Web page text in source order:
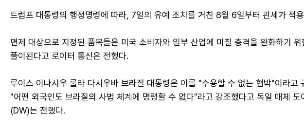
트럼프 대통령의 행정명령에 따라, 7일의 유예 조치를 거친 8월 6일부터 관세가 적
면제 대상으로 지정된 품목들은 미국 소비자와 일부 산업에 미칠 충격을 완화하기 위
풀이된다고 로이터 통신은 전했다.
루이스 이나시우 룰라 다시우바 브라질 대통령은 이를 "수용할 수 없는 협박"이라고
"어떤 외국인도 브라질의 사법 체계에 명령할 수 없다"라고 강조했다고 독일 매체 도
(DW)는 전했다.